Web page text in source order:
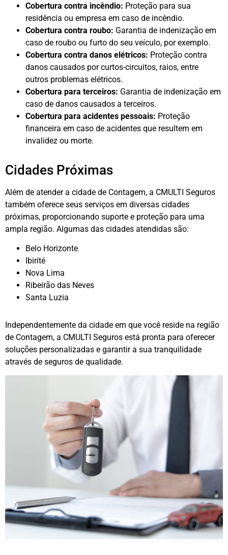
Cobertura contra incêndio: Proteção para sua
residência ou empresa em caso de incêndio.
Cobertura contra roubo: Garantia de indenização em
caso de roubo ou furto do seu veículo, por exemplo.
Cobertura contra danos elétricos: Proteção contra
danos causados por curtos-circuitos, raios, entre
outros problemas elétricos.
Cobertura para terceiros: Garantia de indenização em
caso de danos causados a terceiros.
Cobertura para acidentes pessoais: Proteção
financeira em caso de acidentes que resultem em
invalidez ou morte.
Cidades Próximas
Além de atender a cidade de Contagem, a CMULTI Seguros
também oferece seus serviços em diversas cidades
próximas, proporcionando suporte e proteção para uma
ampla região. Algumas das cidades atendidas são:
Belo Horizonte
Ibirité
Nova Lima
Ribeirão das Neves
Santa Luzia
Independentemente da cidade em que você reside na região
de Contagem, a CMULTI Seguros está pronta para oferecer
soluções personalizadas e garantir a sua tranquilidade
através de seguros de qualidade.